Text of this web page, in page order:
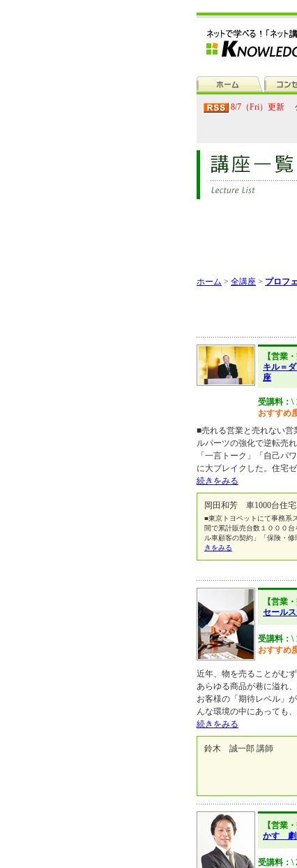
8/7（Fri）更新
ホーム > 全講座 > プロフ
【営業
キル＝
座
受講料：\
おすすめ
■売れる営業と売れない営
ルパーツの強化で逆転売
「一言トーク」「自己パ
に大ブレイクした。住宅
続きをみる
岡田和芳 車1000台住
■東京トヨペットにて事務系
間で累計販売台数１０００
ル車顧客の契約」「保険・
きをみる
【営業
セール
受講料：\
おすすめ
近年、物を売ることがむ
あらゆる商品が巷に溢れ
お客様の「期待レベル」
んな環境の中にあっても
続きをみる
鈴木 誠一郎 講師
【営業
かす 劇
受講料：\